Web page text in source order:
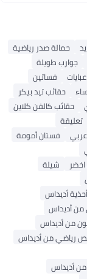
حمالة صدر رياضية
جوارب طويلة
عبايات
فساتين
حقائب تيد بيكر
حقائب كالفن كلاين
تعليقة
فستان أمومة
شيلة
أحذية أديداس
من أديداس
من أديداس
رياضي من أديداس
من أديداس